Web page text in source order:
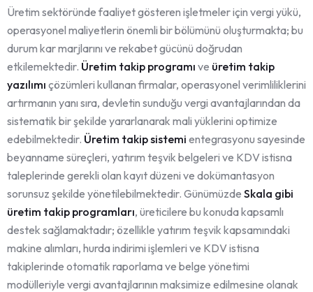
Üretim sektöründe faaliyet gösteren işletmeler için vergi yükü,
operasyonel maliyetlerin önemli bir bölümünü oluşturmakta; bu
durum kar marjlarını ve rekabet gücünü doğrudan
etkilemektedir. Üretim takip programı ve üretim takip
yazılımı çözümleri kullanan firmalar, operasyonel verimliliklerini
artırmanın yanı sıra, devletin sunduğu vergi avantajlarından da
sistematik bir şekilde yararlanarak mali yüklerini optimize
edebilmektedir. Üretim takip sistemi entegrasyonu sayesinde
beyanname süreçleri, yatırım teşvik belgeleri ve KDV istisna
taleplerinde gerekli olan kayıt düzeni ve dokümantasyon
sorunsuz şekilde yönetilebilmektedir. Günümüzde Skala gibi
üretim takip programları, üreticilere bu konuda kapsamlı
destek sağlamaktadır; özellikle yatırım teşvik kapsamındaki
makine alımları, hurda indirimi işlemleri ve KDV istisna
takiplerinde otomatik raporlama ve belge yönetimi
modülleriyle vergi avantajlarının maksimize edilmesine olanak